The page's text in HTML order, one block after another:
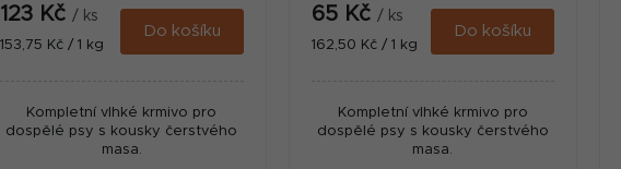
123 Kč/ ks
Měrná
153,75 Kč / 1 kg
Do košíku
Kompletní vlhké krmivo pro
dospělé psy s kousky čerstvého
masa.
65 Kč / ks
Měrná
162,50 Kč / 1 kg
Do košíku
Kompletní vlhké krmivo pro
dospělé psy s kousky čerstvého
masa.